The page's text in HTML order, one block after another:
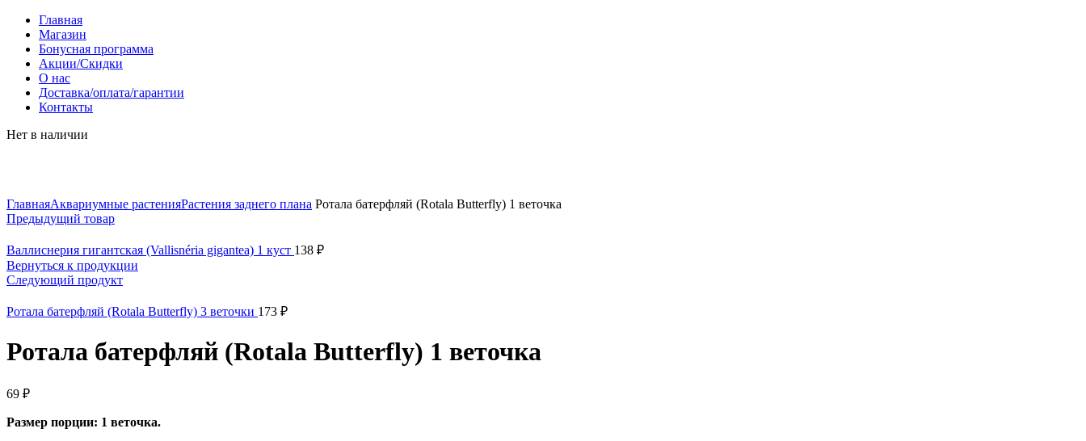
Главная
Магазин
Бонусная программа
Акции/Скидки
О нас
Доставка/оплата/гарантии
Контакты
Нет в наличии
ГлавнаяАквариумные растенияРастения заднего плана Ротала батерфляй (Rotala Butterfly) 1 веточка
Предыдущий товар
Валлиснерия гигантская (Vallisnéria gigantea) 1 куст 138 ₽
Вернуться к продукции
Следующий продукт
Ротала батерфляй (Rotala Butterfly) 3 веточки 173 ₽
Ротала батерфляй (Rotala Butterfly) 1 веточка
69 ₽
Размер порции: 1 веточка.